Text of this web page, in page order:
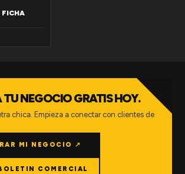
TU NEGOCIO GRATIS HOY.
chica. Empieza a conectar con clientes de
MI NEGOCIO ↗
COMERCIAL